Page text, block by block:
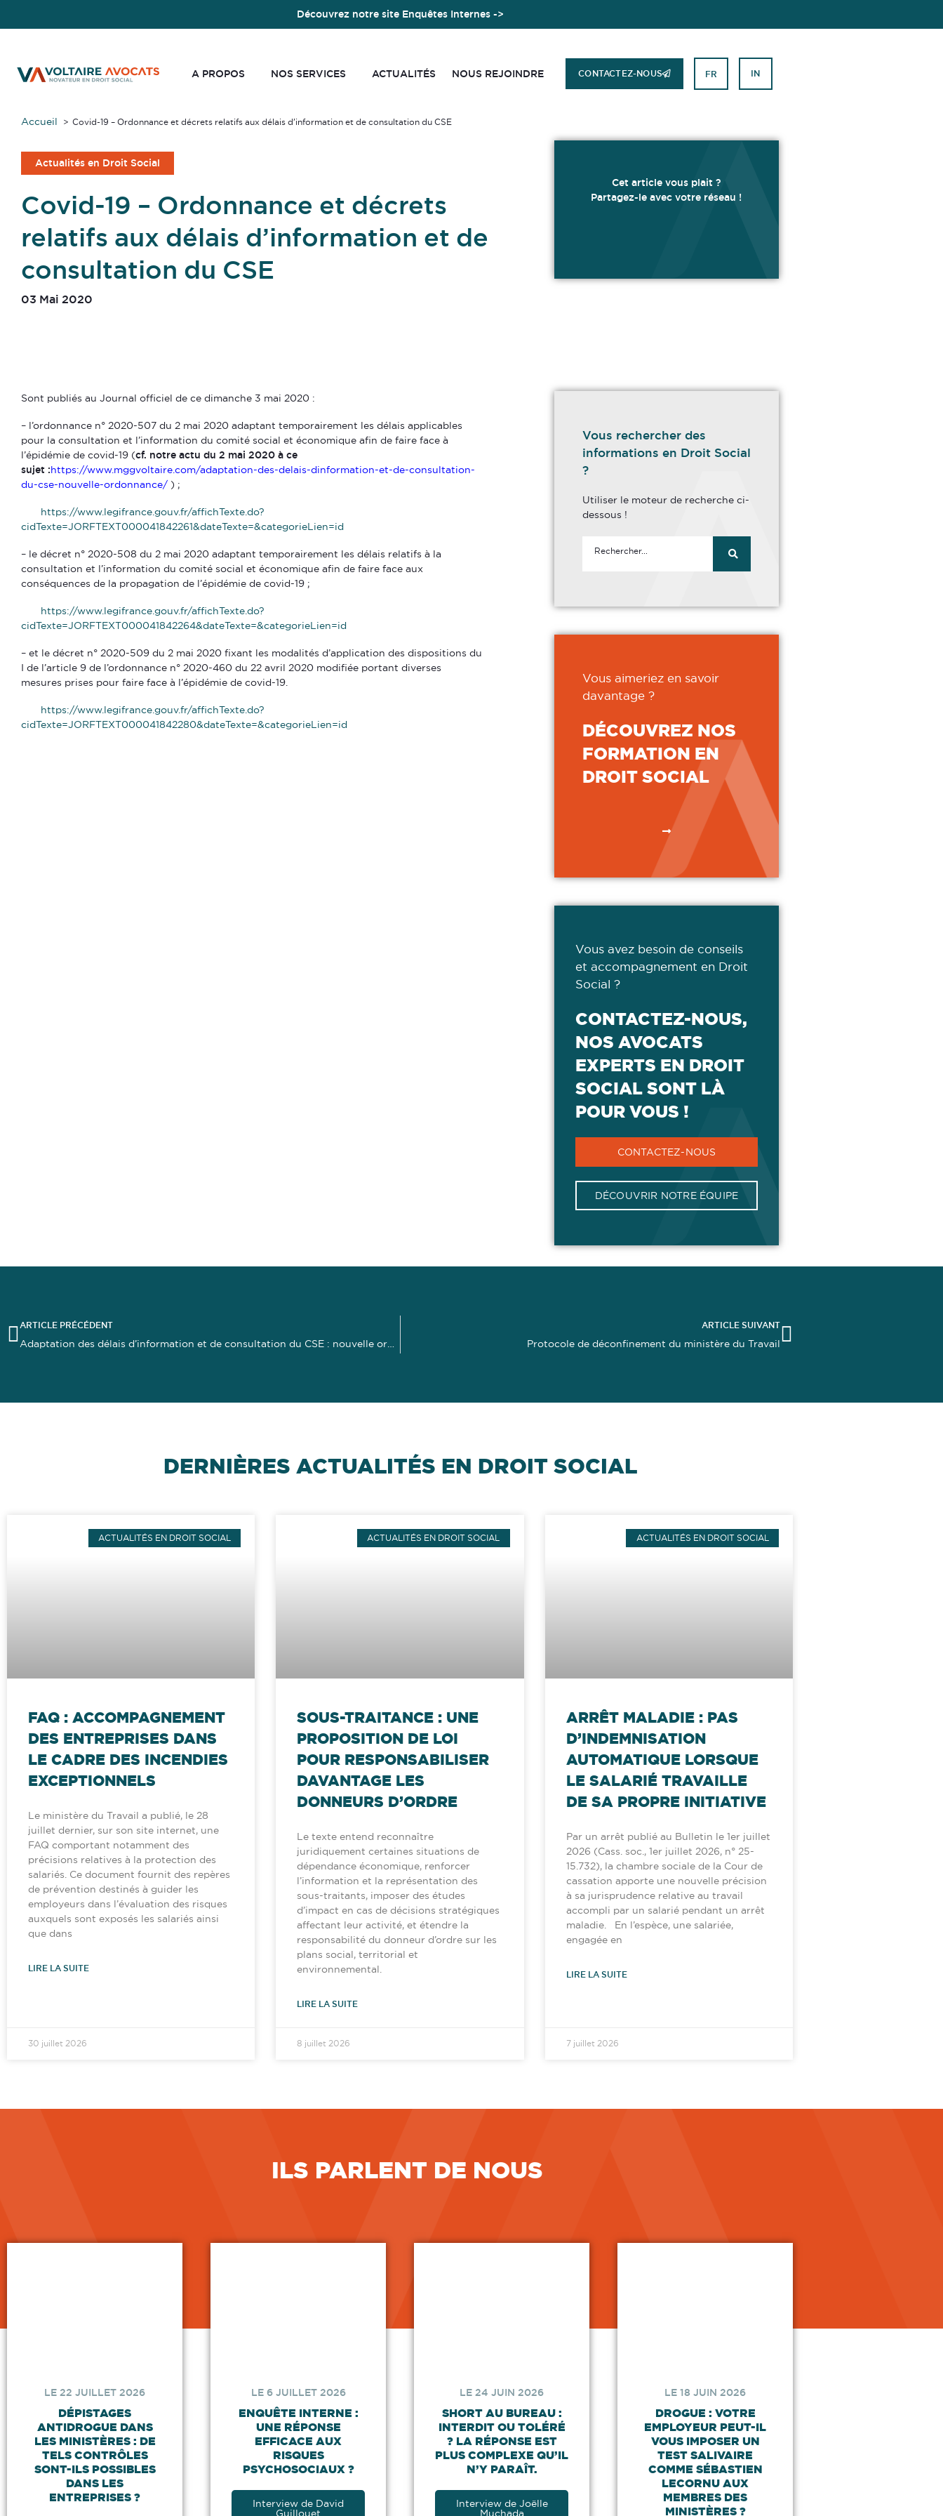
Découvrez notre site Enquêtes Internes ->
A PROPOS NOS SERVICES ACTUALITÉS NOUS REJOINDRE CONTACTEZ-NOUS FR IN
Accueil Covid-19 – Ordonnance et décrets relatifs aux délais d’information et de consultation du CSE
Actualités en Droit Social
Covid-19 – Ordonnance et décrets
relatifs aux délais d’information et de
consultation du CSE
03 Mai 2020
Cet article vous plait ?
Partagez-le avec votre réseau !
Sont publiés au Journal officiel de ce dimanche 3 mai 2020 :
– l’ordonnance n° 2020-507 du 2 mai 2020 adaptant temporairement les délais applicables
pour la consultation et l’information du comité social et économique afin de faire face à
l’épidémie de covid-19 (cf. notre actu du 2 mai 2020 à ce
sujet :https://www.mggvoltaire.com/adaptation-des-delais-dinformation-et-de-consultation-
du-cse-nouvelle-ordonnance/ ) ;
https://www.legifrance.gouv.fr/affichTexte.do?
cidTexte=JORFTEXT000041842261&dateTexte=&categorieLien=id
– le décret n° 2020-508 du 2 mai 2020 adaptant temporairement les délais relatifs à la
consultation et l’information du comité social et économique afin de faire face aux
conséquences de la propagation de l’épidémie de covid-19 ;
https://www.legifrance.gouv.fr/affichTexte.do?
cidTexte=JORFTEXT000041842264&dateTexte=&categorieLien=id
– et le décret n° 2020-509 du 2 mai 2020 fixant les modalités d’application des dispositions du
I de l’article 9 de l’ordonnance n° 2020-460 du 22 avril 2020 modifiée portant diverses
mesures prises pour faire face à l’épidémie de covid-19.
https://www.legifrance.gouv.fr/affichTexte.do?
cidTexte=JORFTEXT000041842280&dateTexte=&categorieLien=id
Vous rechercher des
informations en Droit Social
?
Utiliser le moteur de recherche ci-
dessous !
Vous aimeriez en savoir
davantage ?
DÉCOUVREZ NOS
FORMATION EN
DROIT SOCIAL
Vous avez besoin de conseils
et accompagnement en Droit
Social ?
CONTACTEZ-NOUS,
NOS AVOCATS
EXPERTS EN DROIT
SOCIAL SONT LÀ
POUR VOUS !
CONTACTEZ-NOUS
DÉCOUVRIR NOTRE ÉQUIPE
ARTICLE PRÉCÉDENT ARTICLE SUIVANT
Protocole de déconfinement du ministère du Travail
DERNIÈRES ACTUALITÉS EN DROIT SOCIAL
ACTUALITÉS EN DROIT SOCIAL
FAQ : ACCOMPAGNEMENT
DES ENTREPRISES DANS
LE CADRE DES INCENDIES
EXCEPTIONNELS
Le ministère du Travail a publié, le 28
juillet dernier, sur son site internet, une
FAQ comportant notamment des
précisions relatives à la protection des
salariés. Ce document fournit des repères
de prévention destinés à guider les
employeurs dans l’évaluation des risques
auxquels sont exposés les salariés ainsi
que dans
LIRE LA SUITE
30 juillet 2026
ACTUALITÉS EN DROIT SOCIAL
SOUS-TRAITANCE : UNE
PROPOSITION DE LOI
POUR RESPONSABILISER
DAVANTAGE LES
DONNEURS D’ORDRE
Le texte entend reconnaître
juridiquement certaines situations de
dépendance économique, renforcer
l’information et la représentation des
sous-traitants, imposer des études
d’impact en cas de décisions stratégiques
affectant leur activité, et étendre la
responsabilité du donneur d’ordre sur les
plans social, territorial et
environnemental.
LIRE LA SUITE
8 juillet 2026
ACTUALITÉS EN DROIT SOCIAL
ARRÊT MALADIE : PAS
D’INDEMNISATION
AUTOMATIQUE LORSQUE
LE SALARIÉ TRAVAILLE
DE SA PROPRE INITIATIVE
Par un arrêt publié au Bulletin le 1er juillet
2026 (Cass. soc., 1er juillet 2026, n° 25-
15.732), la chambre sociale de la Cour de
cassation apporte une nouvelle précision
à sa jurisprudence relative au travail
accompli par un salarié pendant un arrêt
maladie. En l’espèce, une salariée,
engagée en
LIRE LA SUITE
7 juillet 2026
ILS PARLENT DE NOUS
LE 22 JUILLET 2026
DÉPISTAGES
ANTIDROGUE DANS
LES MINISTÈRES : DE
TELS CONTRÔLES
SONT-ILS POSSIBLES
DANS LES
ENTREPRISES ?
LE 6 JUILLET 2026
ENQUÊTE INTERNE :
UNE RÉPONSE
EFFICACE AUX
RISQUES
PSYCHOSOCIAUX ?
Interview de David
Guillouet
LE 24 JUIN 2026
SHORT AU BUREAU :
INTERDIT OU TOLÉRÉ
? LA RÉPONSE EST
PLUS COMPLEXE QU’IL
N’Y PARAÎT.
Interview de Joëlle
Muchada
LE 18 JUIN 2026
DROGUE : VOTRE
EMPLOYEUR PEUT-IL
VOUS IMPOSER UN
TEST SALIVAIRE
COMME SÉBASTIEN
LECORNU AUX
MEMBRES DES
MINISTÈRES ?